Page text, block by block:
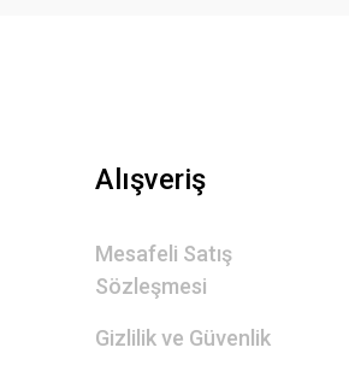
Alışveriş
Mesafeli Satış
Sözleşmesi
Gizlilik ve Güvenlik